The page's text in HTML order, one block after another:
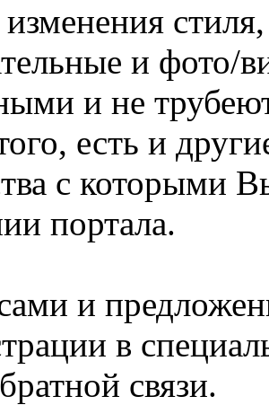
и фото/
и не
есть и
с которыми
портала.
и
в
связи.